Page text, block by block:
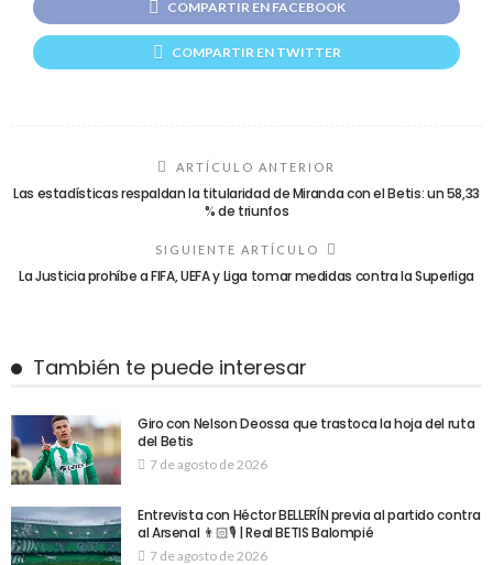
COMPARTIR EN FACEBOOK
COMPARTIR EN TWITTER
ARTÍCULO ANTERIOR
Las estadísticas respaldan la titularidad de Miranda con el Betis: un 58,33
% de triunfos
SIGUIENTE ARTÍCULO
La Justicia prohíbe a FIFA, UEFA y Liga tomar medidas contra la Superliga
También te puede interesar
Giro con Nelson Deossa que trastoca la hoja del ruta
del Betis
7 de agosto de 2026
Entrevista con Héctor BELLERÍN previa al partido contra
al Arsenal 👨🏻🎙️ | Real BETIS Balompié
7 de agosto de 2026